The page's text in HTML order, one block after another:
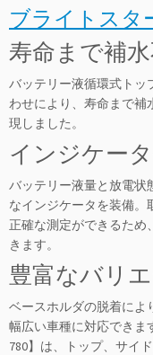
ブライトスタ
寿命まで補
バッテリー液循環式トッ
わせにより、寿命まで補
現しました。
インジケー
バッテリー液量と放電状
なインジケータを装備。
正確な測定ができるた
きます。
豊富なバリ
ベースホルダの脱着によ
幅広い車種に対応できま
780】は、トップ、サイ